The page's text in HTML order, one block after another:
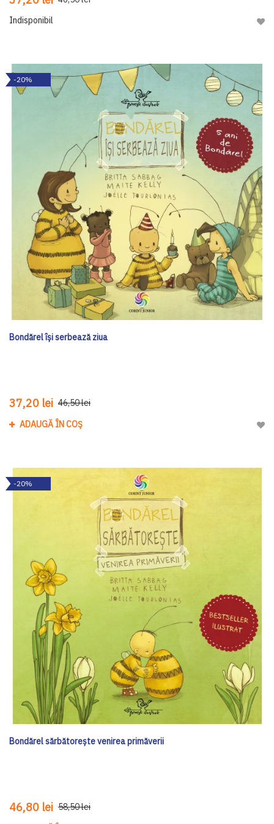
Indisponibil
-20%
Bondărel își serbează ziua
37,20 lei 46,50 lei
ADAUGĂ ÎN COȘ
-20%
Bondărel sărbătorește venirea primăverii
46,80 lei 58,50 lei